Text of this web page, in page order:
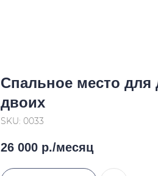
Спальное место для
двоих
SKU: 0033
26 000 р./месяц